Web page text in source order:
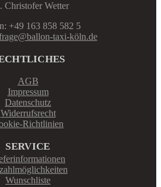
Christofer Wetter
+49 163 858 582 5
taxi-köln.de
AGB
Impressum
Datenschutz
Widerrufsrecht
Richtlinien
SERVICE
Wunschliste